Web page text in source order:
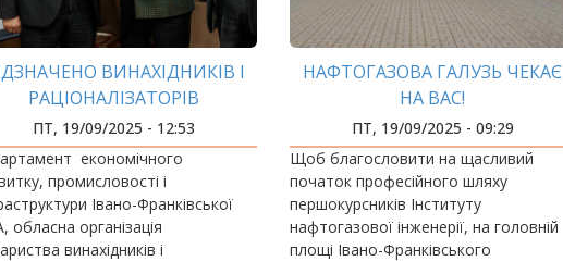
ВИНАХІДНИКІВ І
РАЦІОНАЛІЗАТОРІВ
ПТ, 19/09/2025 - 12:53
економічного
промисловості і
Івано-Франківської
обласна організація
винахідників і
НАФТОГАЗОВА ГАЛУЗЬ ЧЕКАЄ
НА ВАС!
ПТ, 19/09/2025 - 09:29
Щоб благословити на щасливий
початок професійного шляху
першокурсників Інституту
нафтогазової інженерії, на головній
площі Івано-Франківського